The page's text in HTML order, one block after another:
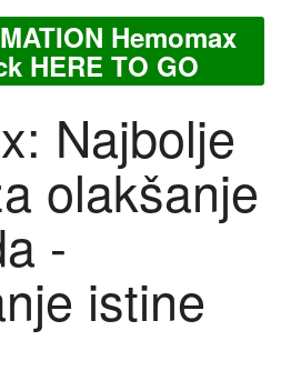
Hemomax
HERE TO GO
Najbolje
olakšanje
-
istine